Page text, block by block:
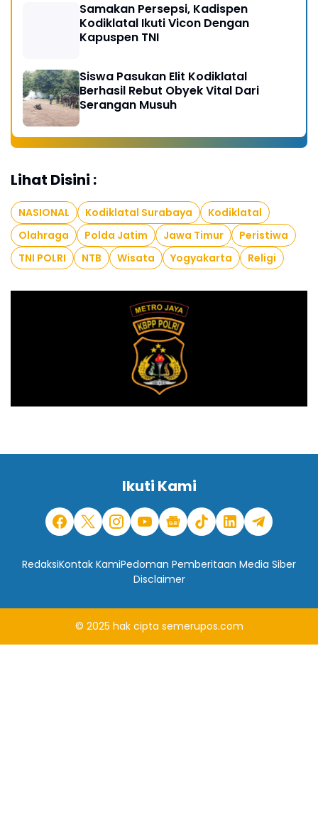
Samakan Persepsi, Kadispen
Kodiklatal Ikuti Vicon Dengan
Kapuspen TNI
Siswa Pasukan Elit Kodiklatal
Berhasil Rebut Obyek Vital Dari
Serangan Musuh
Lihat Disini :
NASIONAL Kodiklatal Surabaya
Kodiklatal
Olahraga
Polda Jatim Jawa Timur
Peristiwa
TNI POLRI
NTB Wisata Yogyakarta Religi
Ikuti Kami
RedaksiKontak KamiPedoman Pemberitaan Media Siber
Disclaimer
© 2025 hak cipta semerupos.com